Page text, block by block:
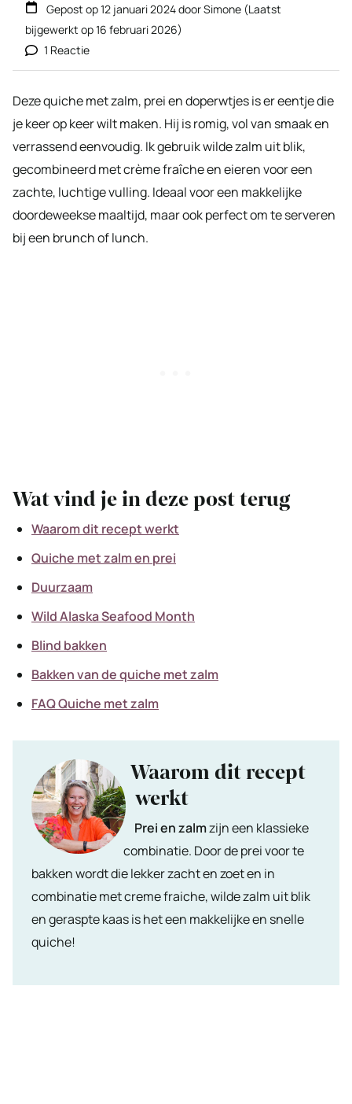
Gepost op12 januari 2024doorSimone (Laatst
bijgewerkt op16 februari 2026)
1 Reactie
Deze quiche met zalm, prei en doperwtjes is er eentje die
je keer op keer wilt maken. Hij is romig, vol van smaak en
verrassend eenvoudig. Ik gebruik wilde zalm uit blik,
gecombineerd met crème fraîche en eieren voor een
zachte, luchtige vulling. Ideaal voor een makkelijke
doordeweekse maaltijd, maar ook perfect om te serveren
bij een brunch of lunch.
Wat vind je in deze post terug
Waarom dit recept werkt
Quiche met zalm en prei
Duurzaam
Wild Alaska Seafood Month
Blind bakken
Bakken van de quiche met zalm
FAQ Quiche met zalm
Waarom dit recept
werkt
Prei en zalmzijn een klassieke
combinatie. Door de prei voor te
bakken wordt die lekker zacht en zoet en in
combinatie met creme fraiche, wilde zalm uit blik
en geraspte kaas is het een makkelijke en snelle
quiche!